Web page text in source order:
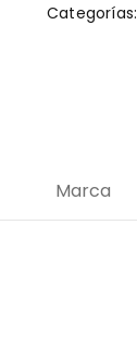
Categorías:
Marca